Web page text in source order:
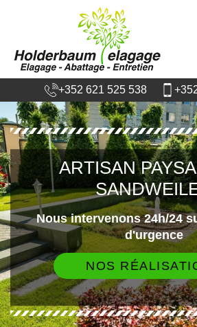
+352 621 525 538
ARTISAN
Nous intervenons 24h/24
d'urgence
NOS